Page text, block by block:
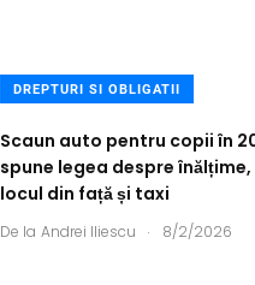
DREPTURI SI OBLIGATII
Scaun auto pentru copii în
spune legea despre
locul din față și taxi
De la Andrei Iliescu . 8/2/2026